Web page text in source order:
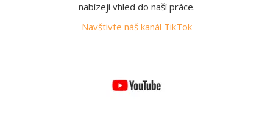
nabízejí vhled do naší práce.
Navštivte náš kanál TikTok